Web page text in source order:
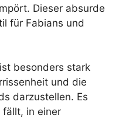
Dieser absurde
für Fabians und
besonders stark
und die
darzustellen. Es
fällt, in einer